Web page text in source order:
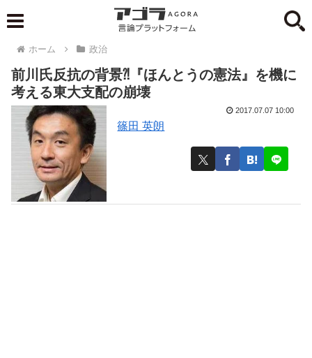
ホーム 政治
前川氏反抗の背景⁈『ほんとうの憲法』を機に
考える東大支配の崩壊
篠田 英朗
2017.07.07 10:00